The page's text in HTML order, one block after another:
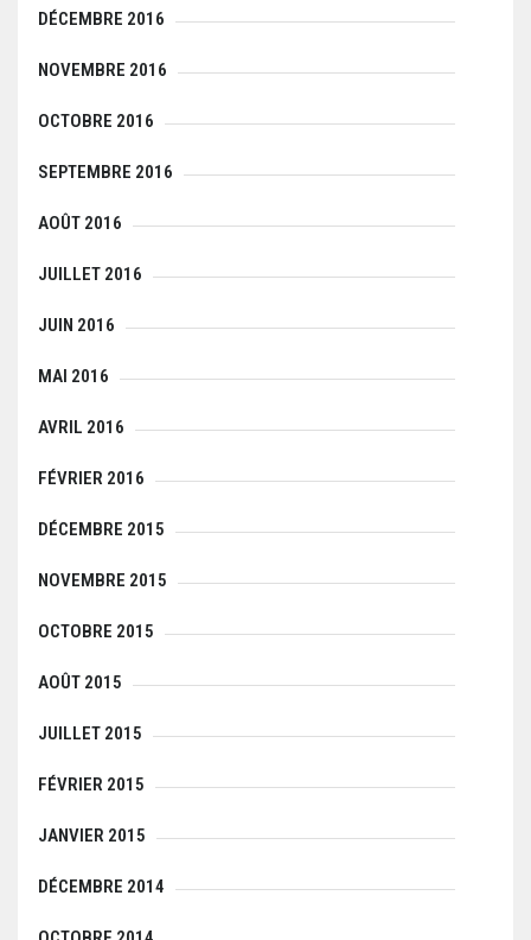
DÉCEMBRE 2016
NOVEMBRE 2016
OCTOBRE 2016
SEPTEMBRE 2016
AOÛT 2016
JUILLET 2016
JUIN 2016
MAI 2016
AVRIL 2016
FÉVRIER 2016
DÉCEMBRE 2015
NOVEMBRE 2015
OCTOBRE 2015
AOÛT 2015
JUILLET 2015
FÉVRIER 2015
JANVIER 2015
DÉCEMBRE 2014